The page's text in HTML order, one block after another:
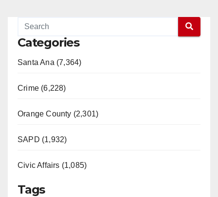
Categories
Santa Ana (7,364)
Crime (6,228)
Orange County (2,301)
SAPD (1,932)
Civic Affairs (1,085)
Tags